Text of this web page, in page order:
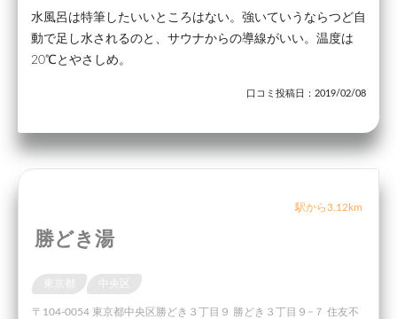
水風呂は特筆したいいところはない。強いていうならつど自
動で足し水されるのと、サウナからの導線がいい。温度は
20℃とやさしめ。
口コミ投稿日：2019/02/08
駅から3.12km
勝どき湯
東京都 中央区
〒104-0054 東京都中央区勝どき３丁目９ 勝どき３丁目９−７ 住友不